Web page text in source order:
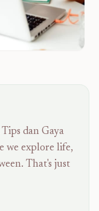
dan Gaya
we explore life,
That's just